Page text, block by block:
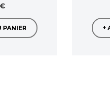
PANIER +